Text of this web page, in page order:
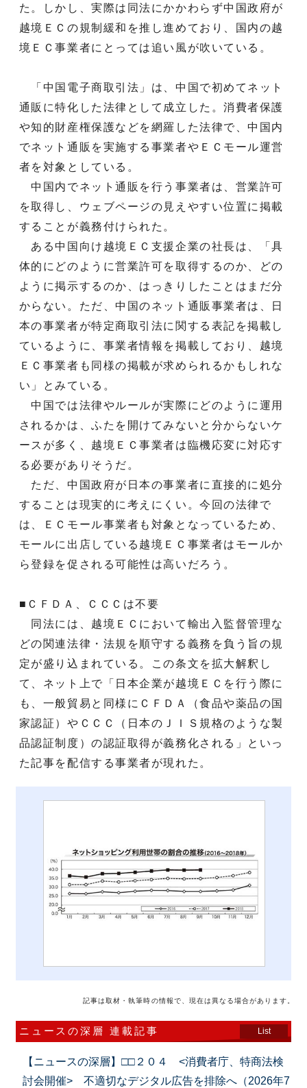
た。しかし、実際は同法にかかわらず中国政府が
越境ＥＣの規制緩和を推し進めており、国内の越
境ＥＣ事業者にとっては追い風が吹いている。
「中国電子商取引法」は、中国で初めてネット
通販に特化した法律として成立した。消費者保護
や知的財産権保護などを網羅した法律で、中国内
でネット通販を実施する事業者やＥＣモール運営
者を対象としている。
中国内でネット通販を行う事業者は、営業許可
を取得し、ウェブページの見えやすい位置に掲載
することが義務付けられた。
ある中国向け越境ＥＣ支援企業の社長は、「具
体的にどのように営業許可を取得するのか、どの
ように掲示するのか、はっきりしたことはまだ分
からない。ただ、中国のネット通販事業者は、日
本の事業者が特定商取引法に関する表記を掲載し
ているように、事業者情報を掲載しており、越境
ＥＣ事業者も同様の掲載が求められるかもしれな
い」とみている。
中国では法律やルールが実際にどのように運用
されるかは、ふたを開けてみないと分からないケ
ースが多く、越境ＥＣ事業者は臨機応変に対応す
る必要がありそうだ。
ただ、中国政府が日本の事業者に直接的に処分
することは現実的に考えにくい。今回の法律で
は、ＥＣモール事業者も対象となっているため、
モールに出店している越境ＥＣ事業者はモールか
ら登録を促される可能性は高いだろう。
■ＣＦＤＡ、ＣＣＣは不要
同法には、越境ＥＣにおいて輸出入監督管理な
どの関連法律・法規を順守する義務を負う旨の規
定が盛り込まれている。この条文を拡大解釈し
て、ネット上で「日本企業が越境ＥＣを行う際に
も、一般貿易と同様にＣＦＤＡ（食品や薬品の国
家認証）やＣＣＣ（日本のＪＩＳ規格のような製
品認証制度）の認証取得が義務化される」といっ
た記事を配信する事業者が現れた。
記事は取材・執筆時の情報で、現在は異なる場合があります。
ニュースの深層 連載記事 List
【ニュースの深層】□□２０４ <消費者庁、特商法検
討会開催> 不適切なデジタル広告を排除へ（2026年7